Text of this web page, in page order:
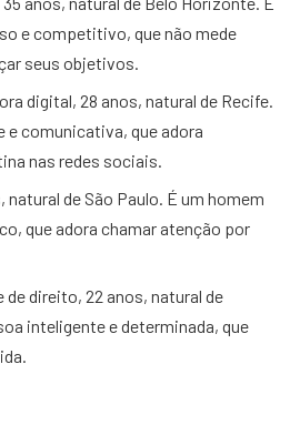
e competitivo, que não mede
seus objetivos.
digital, 28 anos, natural de Recife.
e comunicativa, que adora
nas redes sociais.
natural de São Paulo. É um homem
que adora chamar atenção por
de direito, 22 anos, natural de
inteligente e determinada, que